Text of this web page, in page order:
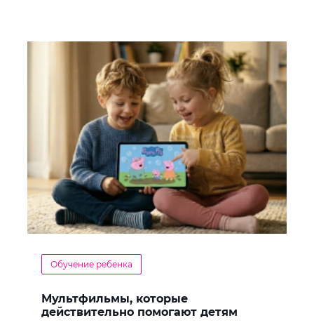
Обучение ребенка
Мультфильмы, которые
действительно помогают детям